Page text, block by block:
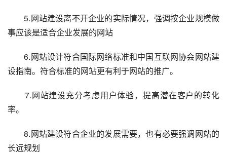
5.网站建设离不开企业的实际情况，强调按企业规模做
事应该是适合企业发展的网站
6.网站设计符合国际网络标准和中国互联网协会网站建
设指南。符合标准的网站更有利于网站的推广。
7.网站建设充分考虑用户体验，提高潜在客户的转化
率。
8.网站建设符合企业的发展需要，也有必要强调网站的
长远规划